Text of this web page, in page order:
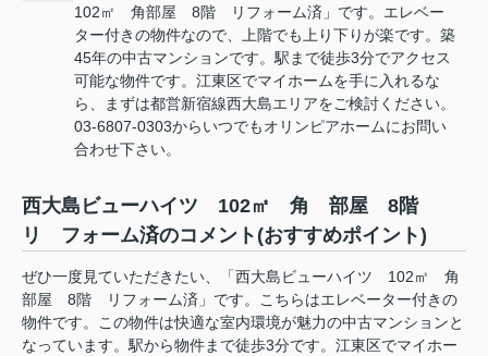
102㎡ 角部屋 8階 リフォーム済」です。エレベー
ター付きの物件なので、上階でも上り下りが楽です。築
45年の中古マンションです。駅まで徒歩3分でアクセス
可能な物件です。江東区でマイホームを手に入れるな
ら、まずは都営新宿線西大島エリアをご検討ください。
03-6807-0303からいつでもオリンピアホームにお問い
合わせ下さい。
西大島ビューハイツ 102㎡ 角 部屋 8階
リ フォーム済のコメント(おすすめポイント)
ぜひ一度見ていただきたい、「西大島ビューハイツ 102㎡ 角
部屋 8階 リフォーム済」です。こちらはエレベーター付きの
物件です。この物件は快適な室内環境が魅力の中古マンションと
なっています。駅から物件まで徒歩3分です。江東区でマイホー